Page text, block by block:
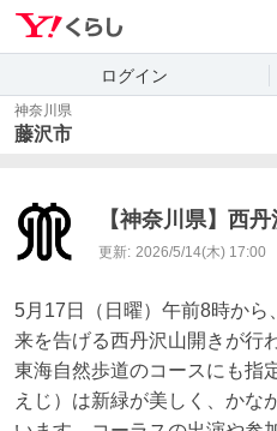
ログイン
神奈川県
藤沢市
【神奈川県】西
更新: 2026/5/14(木) 17:00
5月17日（日曜）午前8時から
来を告げる西丹沢山開きが行
東海自然歩道のコースにも指
えじ）は新緑が美しく、かな